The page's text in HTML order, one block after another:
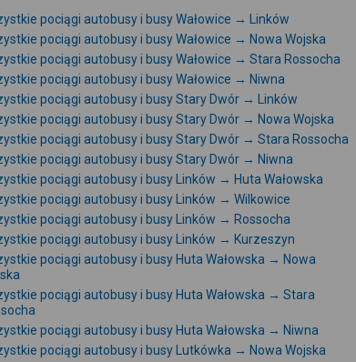
pociągi autobusy i busy Wałowice → Linków
pociągi autobusy i busy Wałowice → Nowa Wojska
pociągi autobusy i busy Wałowice → Stara Rossocha
pociągi autobusy i busy Wałowice → Niwna
pociągi autobusy i busy Stary Dwór → Linków
pociągi autobusy i busy Stary Dwór → Nowa Wojska
pociągi autobusy i busy Stary Dwór → Stara Rossocha
pociągi autobusy i busy Stary Dwór → Niwna
pociągi autobusy i busy Linków → Huta Wałowska
pociągi autobusy i busy Linków → Wilkowice
pociągi autobusy i busy Linków → Rossocha
pociągi autobusy i busy Linków → Kurzeszyn
pociągi autobusy i busy Huta Wałowska → Nowa
pociągi autobusy i busy Huta Wałowska → Stara
pociągi autobusy i busy Huta Wałowska → Niwna
pociągi autobusy i busy Lutkówka → Nowa Wojska